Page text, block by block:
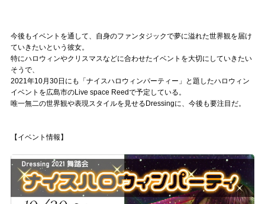
今後もイベントを通して、自身のファンタジックで夢に溢れた世界観を届け
ていきたいという彼女。
特にハロウィンやクリスマスなどに合わせたイベントを大切にしていきたい
そうで、
2021年10月30日にも「ナイスハロウィンパーティー」と題したハロウィン
イベントを広島市のLive space Reedで予定している。
唯一無二の世界観や表現スタイルを見せるDressingに、今後も要注目だ。
【イベント情報】